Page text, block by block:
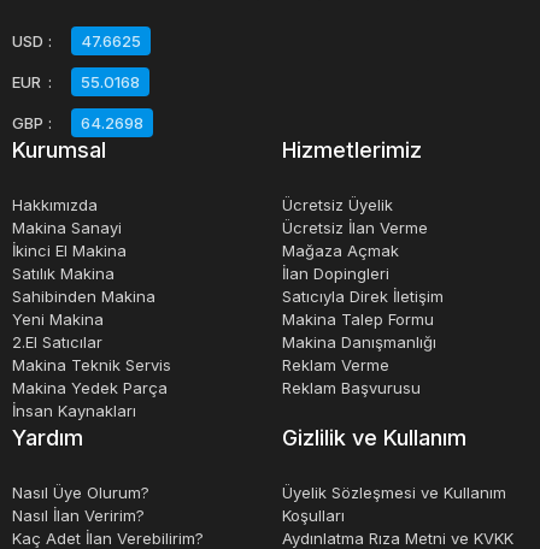
USD : 47.6625
EUR : 55.0168
GBP : 64.2698
Kurumsal
Hakkımızda
Makina Sanayi
İkinci El Makina
Satılık Makina
Sahibinden Makina
Yeni Makina
2.El Satıcılar
Makina Teknik Servis
Makina Yedek Parça
İnsan Kaynakları
Hizmetlerimiz
Ücretsiz Üyelik
Ücretsiz İlan Verme
Mağaza Açmak
İlan Dopingleri
Satıcıyla Direk İletişim
Makina Talep Formu
Makina Danışmanlığı
Reklam Verme
Reklam Başvurusu
Yardım
Nasıl Üye Olurum?
Nasıl İlan Veririm?
Kaç Adet İlan Verebilirim?
Gizlilik ve Kullanım
Üyelik Sözleşmesi ve Kullanım
Koşulları
Aydınlatma Rıza Metni ve KVKK